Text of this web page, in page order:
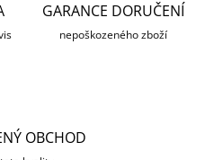
GARANCE DORUČENÍ
nepoškozeného zboží
OBCHOD